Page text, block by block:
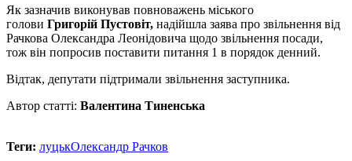
Як зазначив виконував повноважень міського
голови Григорій Пустовіт, надійшла заява про звільнення від
Рачкова Олександра Леонідовича щодо звільнення посади,
тож він попросив поставити питання 1 в порядок денний.
Відтак, депутати підтримали звільнення заступника.
Автор статті: Валентина Тиненська
Теги: луцькОлександр Рачков